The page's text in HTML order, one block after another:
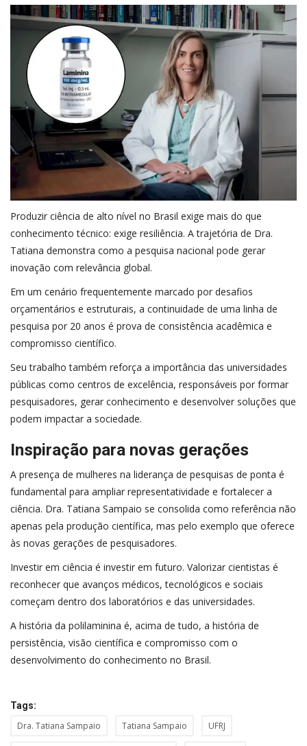
Produzir ciência de alto nível no Brasil exige mais do que
conhecimento técnico: exige resiliência. A trajetória de Dra.
Tatiana demonstra como a pesquisa nacional pode gerar
inovação com relevância global.
Em um cenário frequentemente marcado por desafios
orçamentários e estruturais, a continuidade de uma linha de
pesquisa por 20 anos é prova de consistência acadêmica e
compromisso científico.
Seu trabalho também reforça a importância das universidades
públicas como centros de excelência, responsáveis por formar
pesquisadores, gerar conhecimento e desenvolver soluções que
podem impactar a sociedade.
Inspiração para novas gerações
A presença de mulheres na liderança de pesquisas de ponta é
fundamental para ampliar representatividade e fortalecer a
ciência. Dra. Tatiana Sampaio se consolida como referência não
apenas pela produção científica, mas pelo exemplo que oferece
às novas gerações de pesquisadores.
Investir em ciência é investir em futuro. Valorizar cientistas é
reconhecer que avanços médicos, tecnológicos e sociais
começam dentro dos laboratórios e das universidades.
A história da polilaminina é, acima de tudo, a história de
persistência, visão científica e compromisso com o
desenvolvimento do conhecimento no Brasil.
Tags:
Dra. Tatiana Sampaio Tatiana Sampaio UFRJ